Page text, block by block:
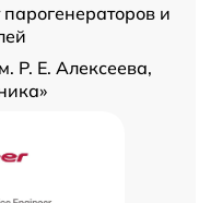
и
Р. Е. Алексеева,